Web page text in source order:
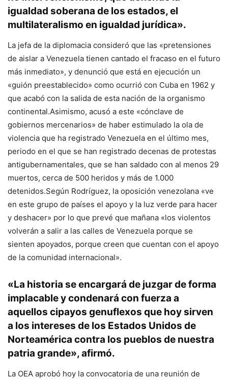
igualdad soberana de los estados, el
multilateralismo en igualdad jurídica».
La jefa de la diplomacia consideró que las «pretensiones
de aislar a Venezuela tienen cantado el fracaso en el futuro
más inmediato», y denunció que está en ejecución un
«guión preestablecido» como ocurrió con Cuba en 1962 y
que acabó con la salida de esta nación de la organismo
continental.Asimismo, acusó a este «cónclave de
gobiernos mercenarios» de haber estimulado la ola de
violencia que ha registrado Venezuela en el último mes,
periodo en el que se han registrado decenas de protestas
antigubernamentales, que se han saldado con al menos 29
muertos, cerca de 500 heridos y más de 1.000
detenidos.Según Rodríguez, la oposición venezolana «ve
en este grupo de países el apoyo y la luz verde para hacer
y deshacer» por lo que prevé que mañana «los violentos
volverán a salir a las calles de Venezuela porque se
sienten apoyados, porque creen que cuentan con el apoyo
de la comunidad internacional».
«La historia se encargará de juzgar de forma
implacable y condenará con fuerza a
aquellos cipayos genuflexos que hoy sirven
a los intereses de los Estados Unidos de
Norteamérica contra los pueblos de nuestra
patria grande», afirmó.
La OEA aprobó hoy la convocatoria de una reunión de